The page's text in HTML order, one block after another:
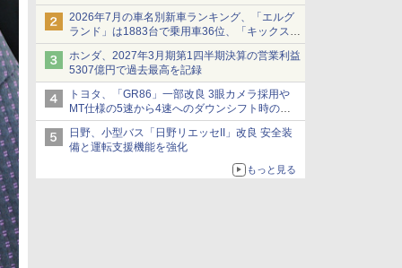
ックベースの観光・旅客輸送向けバス
2026年7月の車名別新車ランキング、「エルグ
ランド」は1883台で乗用車36位、「キックス」
は2591台で27位に
ホンダ、2027年3月期第1四半期決算の営業利益
5307億円で過去最高を記録
トヨタ、「GR86」一部改良 3眼カメラ採用や
MT仕様の5速から4速へのダウンシフト時の操
作性向上など
日野、小型バス「日野リエッセII」改良 安全装
備と運転支援機能を強化
もっと見る